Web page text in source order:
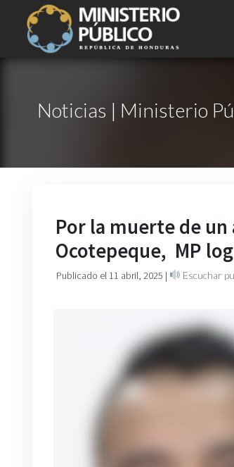
Noticias | Ministerio
Por la muerte de
Ocotepeque, MP
Publicado el 11 abril, 2025 | Escuchar